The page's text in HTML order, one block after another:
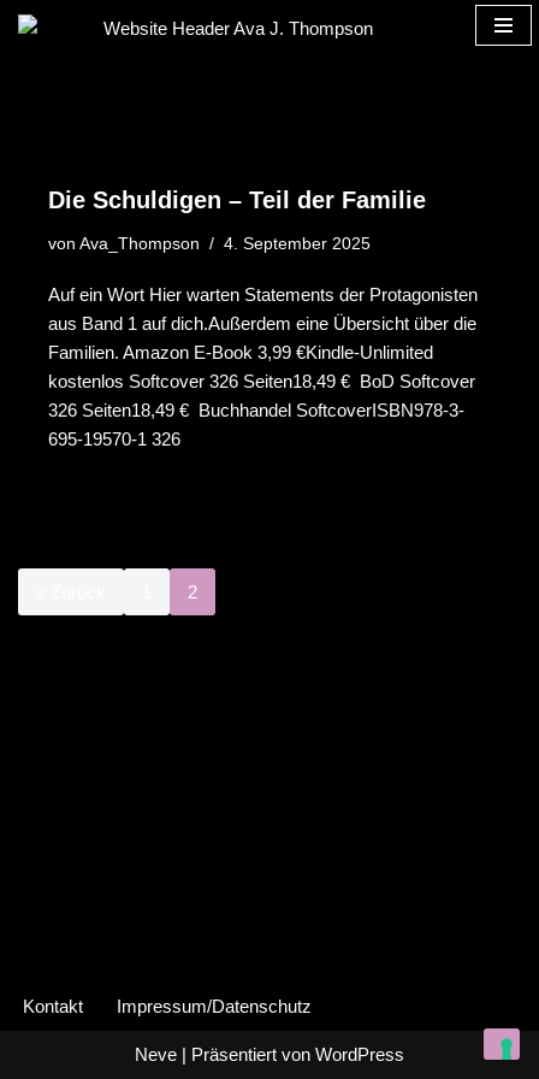
Die Schuldigen – Teil der Familie
von Ava_Thompson 4. September 2025
Auf ein Wort Hier warten Statements der Protagonisten
aus Band 1 auf dich.Außerdem eine Übersicht über die
Familien. Amazon E-Book 3,99 €Kindle-Unlimited
kostenlos Softcover 326 Seiten18,49 € BoD Softcover
326 Seiten18,49 € Buchhandel SoftcoverISBN978-3-
695-19570-1 326
2
Kontakt Impressum/Datenschutz
Neve | Präsentiert von WordPress